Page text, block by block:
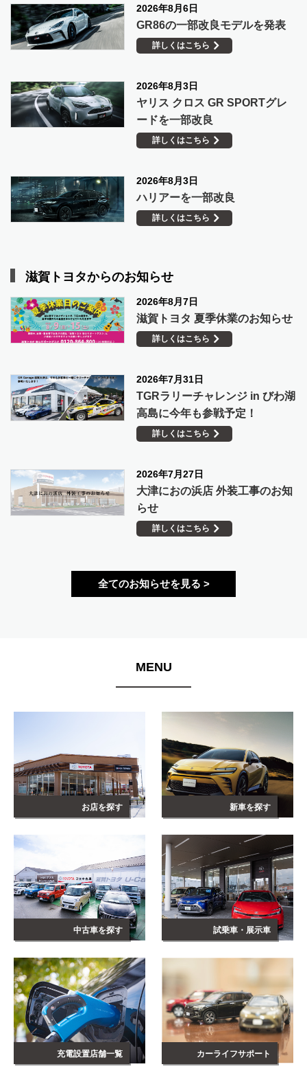
2026年8月6日
GR86の一部改良モデルを発表
詳しくはこちら
2026年8月3日
ヤリス クロス GR SPORTグレ
ードを一部改良
詳しくはこちら
2026年8月3日
ハリアーを一部改良
詳しくはこちら
滋賀トヨタからのお知らせ
2026年8月7日
滋賀トヨタ 夏季休業のお知らせ
詳しくはこちら
2026年7月31日
TGRラリーチャレンジ in びわ湖
高島に今年も参戦予定！
詳しくはこちら
2026年7月27日
大津におの浜店 外装工事のお知
らせ
詳しくはこちら
全てのお知らせを見る >
MENU
お店を探す 新車を探す
中古車を探す 試乗車・展示車
充電設置店舗一覧 カーライフサポート